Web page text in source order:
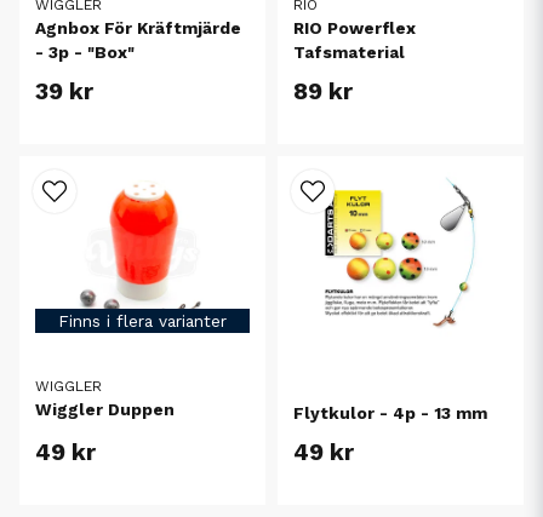
WIGGLER
Agnbox För Kräftmjärde
- 3p - "Box"
39 kr
RIO
RIO Powerflex
Tafsmaterial
89 kr
Finns i flera varianter
WIGGLER
Wiggler Duppen
49 kr
Flytkulor - 4p - 13 mm
49 kr